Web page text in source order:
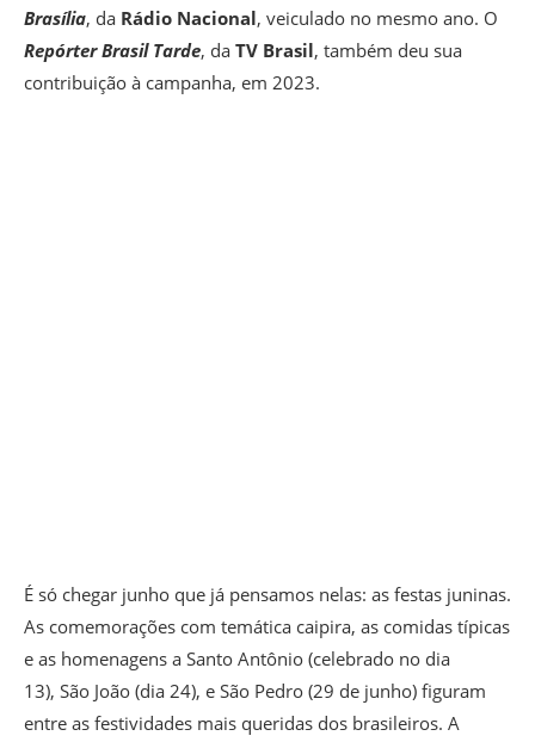
Brasília, da Rádio Nacional, veiculado no mesmo ano. O
Repórter Brasil Tarde, da TV Brasil, também deu sua
contribuição à campanha, em 2023.
É só chegar junho que já pensamos nelas: as festas juninas.
As comemorações com temática caipira, as comidas típicas
e as homenagens a Santo Antônio (celebrado no dia
13), São João (dia 24), e São Pedro (29 de junho) figuram
entre as festividades mais queridas dos brasileiros. A